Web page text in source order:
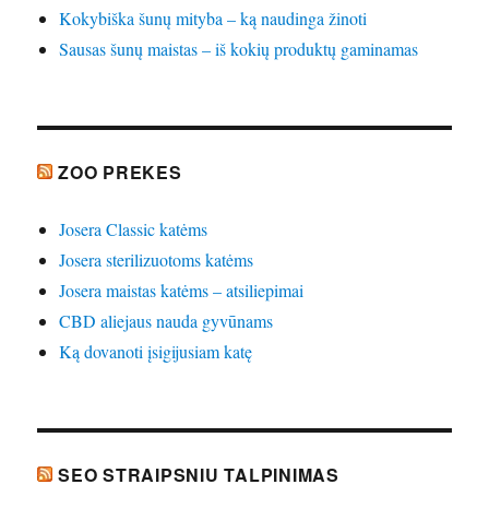
Kokybiška šunų mityba – ką naudinga žinoti
Sausas šunų maistas – iš kokių produktų gaminamas
ZOO PREKES
Josera Classic katėms
Josera sterilizuotoms katėms
Josera maistas katėms – atsiliepimai
CBD aliejaus nauda gyvūnams
Ką dovanoti įsigijusiam katę
SEO STRAIPSNIU TALPINIMAS